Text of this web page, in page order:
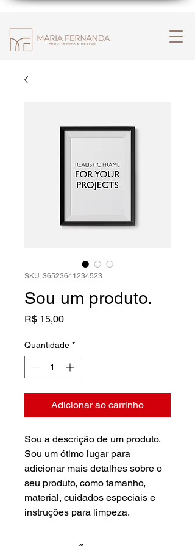
SKU: 36523641234523
Sou um produto.
R$ 15,00Preço
Quantidade *
Adicionar ao carrinho
Sou a descrição de um produto.
Sou um ótimo lugar para
adicionar mais detalhes sobre o
seu produto, como tamanho,
material, cuidados especiais e
instruções para limpeza.